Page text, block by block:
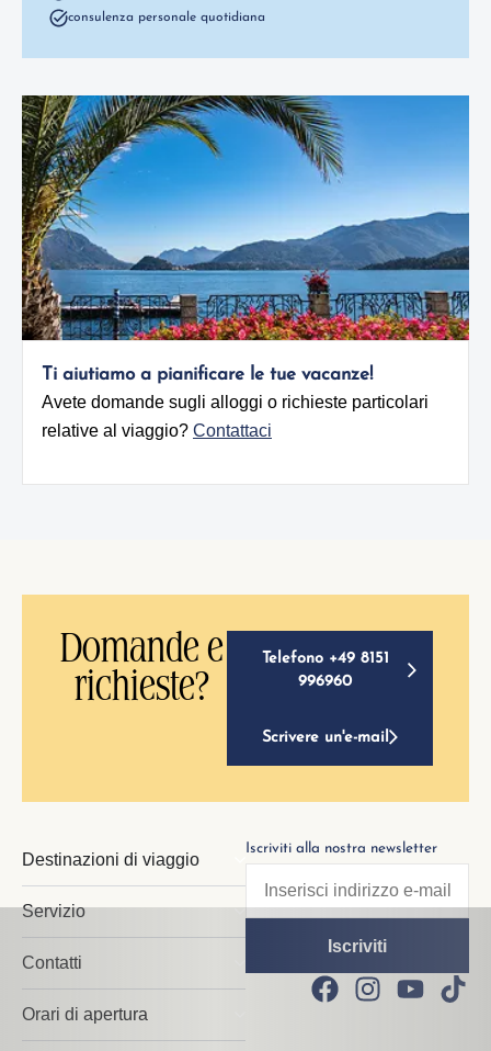
consulenza personale quotidiana
Ti aiutiamo a pianificare le tue vacanze!
Avete domande sugli alloggi o richieste particolari
relative al viaggio? Contattaci
Domande e
richieste?
Telefono +49 8151
996960
Scrivere un'e-mail
Destinazioni di viaggio
Servizio
Contatti
Orari di apertura
Iscriviti alla nostra newsletter